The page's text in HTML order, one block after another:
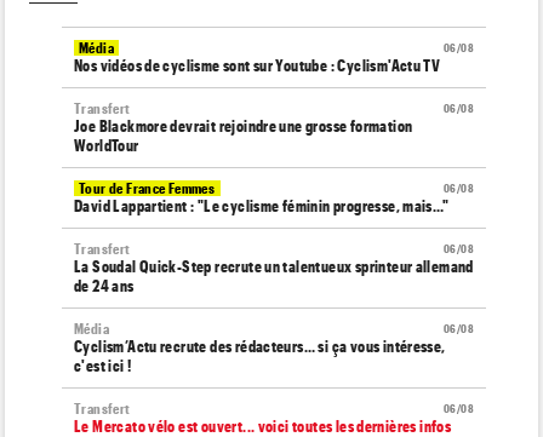
06/08
Média
Nos vidéos de cyclisme sont sur Youtube : Cyclism'Actu TV
06/08
Transfert
Joe Blackmore devrait rejoindre une grosse formation
WorldTour
06/08
Tour de France Femmes
David Lappartient : "Le cyclisme féminin progresse, mais…"
06/08
Transfert
La Soudal Quick-Step recrute un talentueux sprinteur allemand
de 24 ans
06/08
Média
Cyclism’Actu recrute des rédacteurs… si ça vous intéresse,
c'est ici !
06/08
Transfert
Le Mercato vélo est ouvert... voici toutes les dernières infos